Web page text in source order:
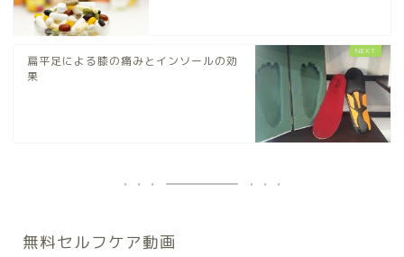
扁平足による膝の痛みとインソールの効
果
無料セルフケア動画